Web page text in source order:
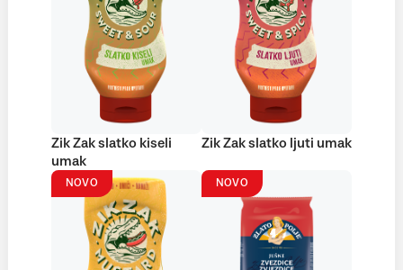
Zik Zak slatko kiseli
umak
Zik Zak slatko ljuti umak
NOVO NOVO